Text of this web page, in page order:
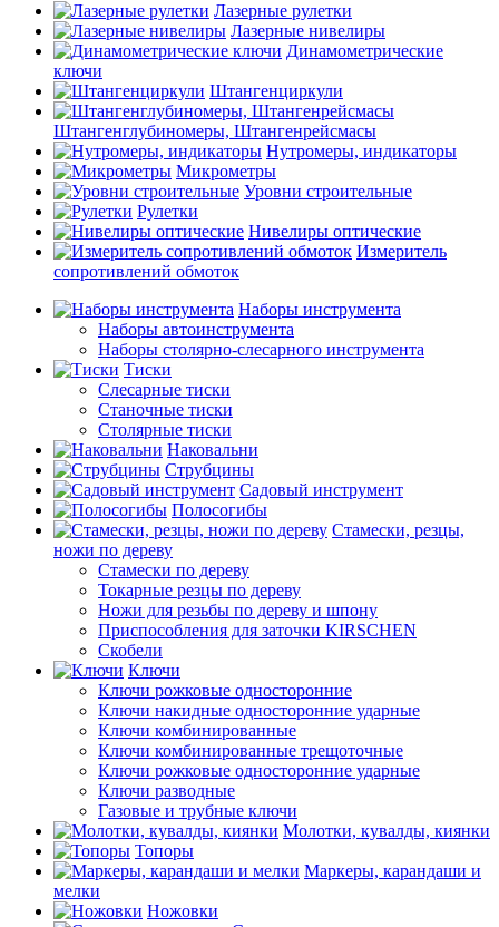
Лазерные рулетки
Лазерные нивелиры
Динамометрические
ключи
Штангенциркули
Штангенглубиномеры, Штангенрейсмасы
Нутромеры, индикаторы
Микрометры
Уровни строительные
Рулетки
Нивелиры оптические
Измеритель
сопротивлений обмоток
Наборы инструмента
Наборы автоинструмента
Наборы столярно-слесарного инструмента
Тиски
Слесарные тиски
Станочные тиски
Столярные тиски
Наковальни
Струбцины
Садовый инструмент
Полосогибы
Стамески, резцы,
ножи по дереву
Стамески по дереву
Токарные резцы по дереву
Ножи для резьбы по дереву и шпону
Приспособления для заточки KIRSCHEN
Скобели
Ключи
Ключи рожковые односторонние
Ключи накидные односторонние ударные
Ключи комбинированные
Ключи комбинированные трещоточные
Ключи рожковые односторонние ударные
Ключи разводные
Газовые и трубные ключи
Молотки, кувалды, киянки
Топоры
Маркеры, карандаши и
мелки
Ножовки